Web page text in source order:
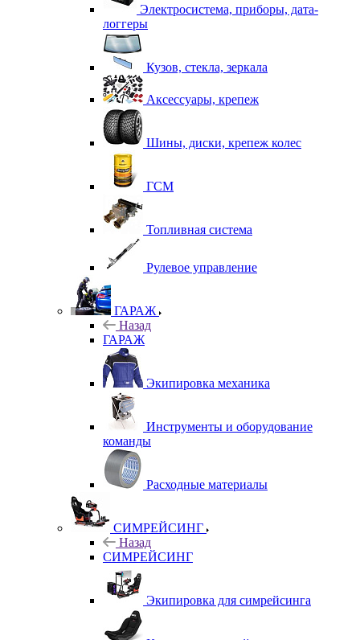
Электросистема, приборы, дата-
логгеры
Кузов, стекла, зеркала
Аксессуары, крепеж
Шины, диски, крепеж колес
ГСМ
Топливная система
Рулевое управление
ГАРАЖ
Назад
ГАРАЖ
Экипировка механика
Инструменты и оборудование
команды
Расходные материалы
СИМРЕЙСИНГ
Назад
СИМРЕЙСИНГ
Экипировка для симрейсинга